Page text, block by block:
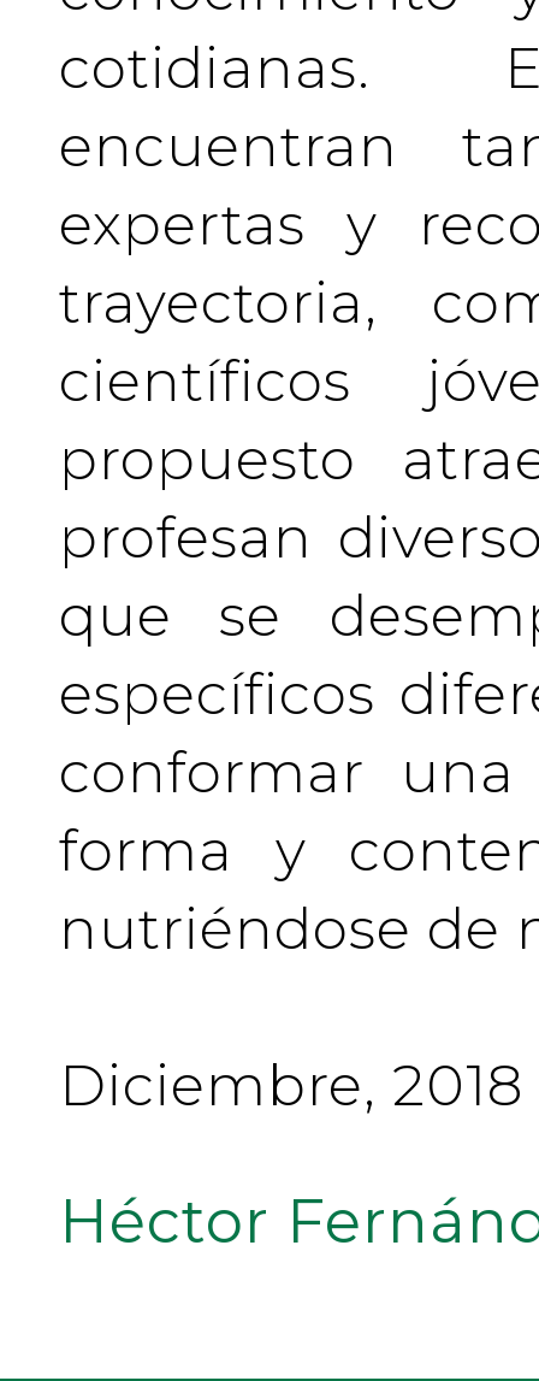
encuentran
expertas y
trayectoria,
científicos
propuesto
profesan
que se
específicos
conformar
forma y
nutriéndose de
Diciembre, 2018
Héctor